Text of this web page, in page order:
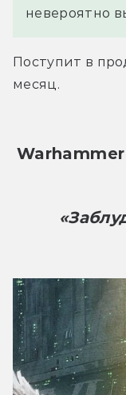
невероятно
Поступит в
месяц.